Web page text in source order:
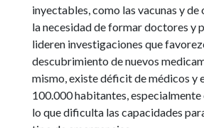
inyectables, como las vacunas y de
la necesidad de formar doctores y
lideren investigaciones que
descubrimiento de nuevos
mismo, existe déficit de médicos y
100.000 habitantes, especialmente
lo que dificulta las capacidades